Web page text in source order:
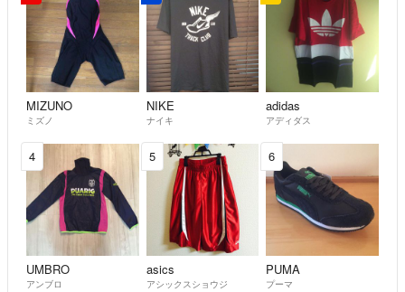
MIZUNO
ミズノ
NIKE
ナイキ
adidas
アディダス
4
UMBRO
アンブロ
5
asics
アシックスショウジ
6
PUMA
プーマ